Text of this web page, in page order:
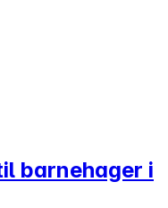
barnehager i